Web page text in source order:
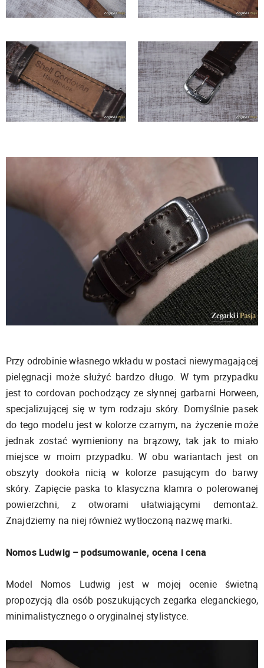
Przy odrobinie własnego wkładu w postaci niewymagającej
pielęgnacji może służyć bardzo długo. W tym przypadku
jest to cordovan pochodzący ze słynnej garbarni Horween,
specjalizującej się w tym rodzaju skóry. Domyślnie pasek
do tego modelu jest w kolorze czarnym, na życzenie może
jednak zostać wymieniony na brązowy, tak jak to miało
miejsce w moim przypadku. W obu wariantach jest on
obszyty dookoła nicią w kolorze pasującym do barwy
skóry. Zapięcie paska to klasyczna klamra o polerowanej
powierzchni, z otworami ułatwiającymi demontaż.
Znajdziemy na niej również wytłoczoną nazwę marki.
Nomos Ludwig – podsumowanie, ocena i cena
Model Nomos Ludwig jest w mojej ocenie świetną
propozycją dla osób poszukujących zegarka eleganckiego,
minimalistycznego o oryginalnej stylistyce.